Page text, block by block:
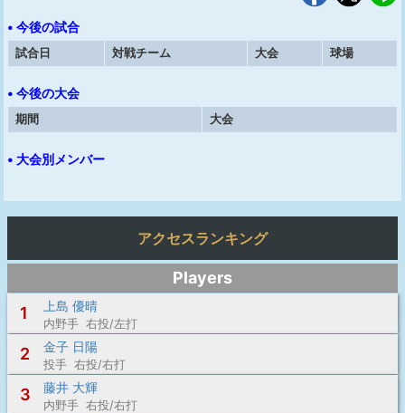
• 今後の試合
試合日
対戦チーム 大会 球場
• 今後の大会
期間
大会
• 大会別メンバー
アクセスランキング
Players
1
上島 優晴
内野手 右投/左打
2 金子 日陽
投手 右投/右打
3 藤井 大輝
内野手 右投/右打